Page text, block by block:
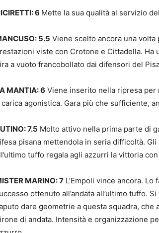
6 Mette la sua qualità al servizio
5.5 Viene scelto ancora una volta
viste con Crotone e Cittadella. Ha
a vuoto francobollato dai difensori del
MANTIA: 6 Viene inserito nella ripresa
carica agonistica. Gara più che sufficiente,
7.5 Molto attivo nella prima parte di
pisana mettendola in seria difficoltà.
tuffo regala agli azzurri la vittoria
MARINO: 7 L’Empoli vince ancora.
ottenuto all’andata all’ultimo tuffo.
dare geometrie a questa squadra, che
di andata. Intensità e organizzazione